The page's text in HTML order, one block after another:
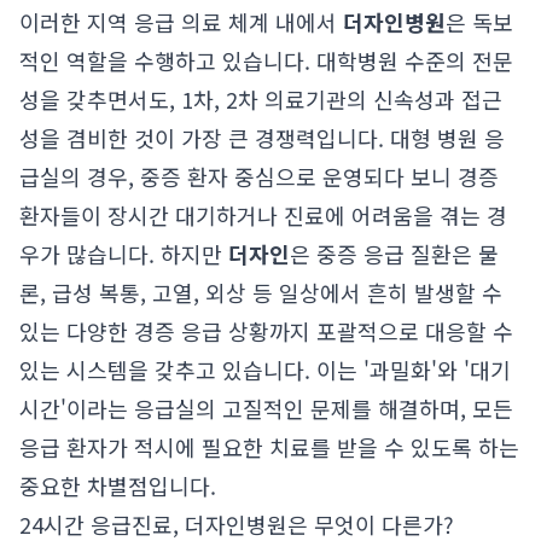
이러한 지역 응급 의료 체계 내에서 더자인병원은 독보
적인 역할을 수행하고 있습니다. 대학병원 수준의 전문
성을 갖추면서도, 1차, 2차 의료기관의 신속성과 접근
성을 겸비한 것이 가장 큰 경쟁력입니다. 대형 병원 응
급실의 경우, 중증 환자 중심으로 운영되다 보니 경증
환자들이 장시간 대기하거나 진료에 어려움을 겪는 경
우가 많습니다. 하지만 더자인은 중증 응급 질환은 물
론, 급성 복통, 고열, 외상 등 일상에서 흔히 발생할 수
있는 다양한 경증 응급 상황까지 포괄적으로 대응할 수
있는 시스템을 갖추고 있습니다. 이는 '과밀화'와 '대기
시간'이라는 응급실의 고질적인 문제를 해결하며, 모든
응급 환자가 적시에 필요한 치료를 받을 수 있도록 하는
중요한 차별점입니다.
24시간 응급진료, 더자인병원은 무엇이 다른가?